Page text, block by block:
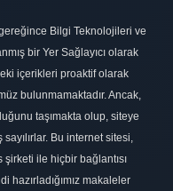
Bilgi Teknolojileri ve
bir Yer Sağlayıcı olarak
içerikleri proaktif olarak
bulunmamaktadır. Ancak,
taşımakta olup, siteye
Bu internet sitesi,
ile hiçbir bağlantısı
hazırladığımız makaleler